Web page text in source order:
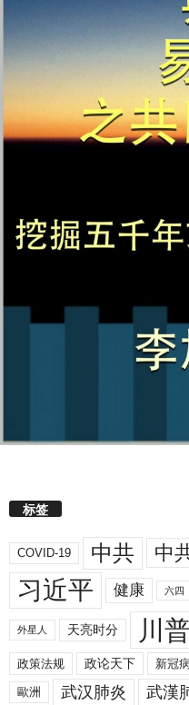
标签
COVID-19 中共 中
习近平 健康 六四
外星人 天亮时分 川普
政策法规 政论天下 新冠
歐洲 武汉肺炎 武漢